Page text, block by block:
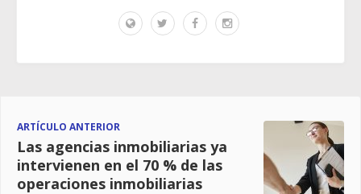
ARTÍCULO ANTERIOR
Las agencias inmobiliarias ya
intervienen en el 70 % de las
operaciones inmobiliarias